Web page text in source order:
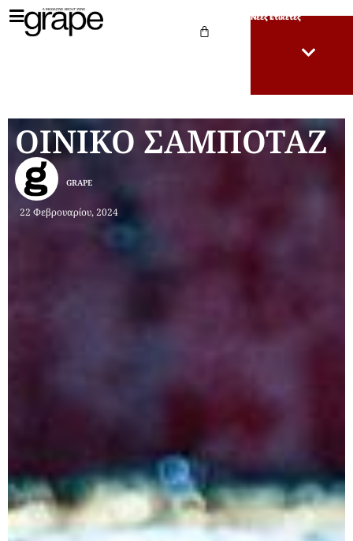
Νέες Ετικέτες
OINIKO ΣΑΜΠΟΤΑΖ
22 Φεβρουαρίου, 2024
GRAPE